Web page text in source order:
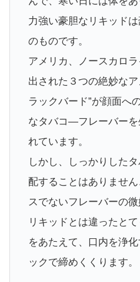
力強い豪胆なリキッド
のものです。
アメリカ、ノースカロ
出された３つの絶妙な
ラックバード”が顔面へ
なタバコ―フレーバーを
れています。
しかし、しっかりした
配することはありませ
スでないフレーバーの
リキッドとは違ったと
をあたえて、口内を浄
ックで締めくくります。